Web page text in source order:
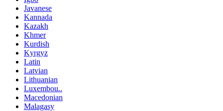
Javanese
Kannada
Kazakh
Khmer
Kurdish
Kyrgyz
Latin
Latvian
Lithuanian
Luxembou..
Macedonian
Malagasy